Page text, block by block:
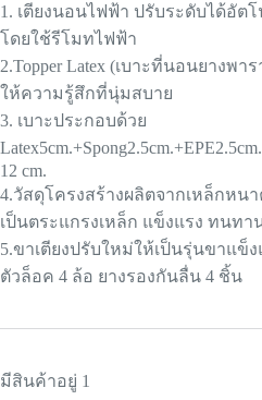
1. เตียงนอนไฟฟ้า ปรับระดับได้อัต
โดยใช้รีโมทไฟฟ้า
2.Topper Latex (เบาะที่นอนยางพา
ให้ความรู้สึกที่นุ่มสบาย
3. เบาะประกอบด้วย
12 cm.
4.วัสดุโครงสร้างผลิตจากเหล็กหน
เป็นตระแกรงเหล็ก แข็งแรง ทนทา
5.ขาเตียงปรับใหม่ให้เป็นรุ่นขาแข็
ตัวล็อค 4 ล้อ ยางรองกันลื่น 4 ชิ้น
มีสินค้าอยู่ 1